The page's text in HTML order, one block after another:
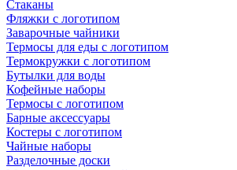
Стаканы
Фляжки с логотипом
Заварочные чайники
Термосы для еды с логотипом
Термокружки с логотипом
Бутылки для воды
Кофейные наборы
Термосы с логотипом
Барные аксессуары
Костеры с логотипом
Чайные наборы
Разделочные доски